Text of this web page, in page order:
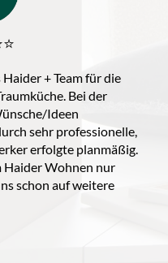
+ Team für die
Bei der
Ideen
sehr professionelle,
erfolgte planmäßig.
Haider Wohnen nur
schon auf weitere